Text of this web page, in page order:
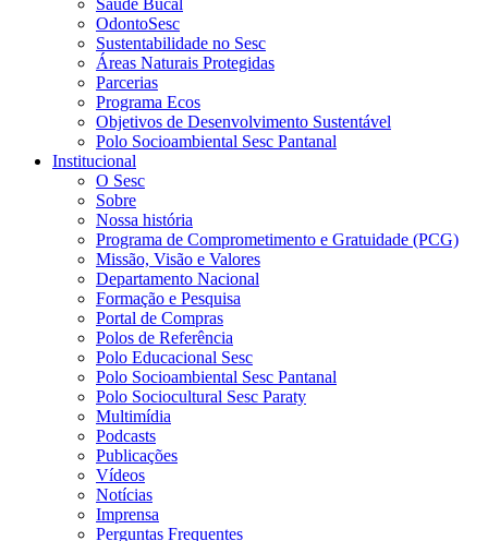
Saúde Bucal
OdontoSesc
Sustentabilidade no Sesc
Áreas Naturais Protegidas
Parcerias
Programa Ecos
Objetivos de Desenvolvimento Sustentável
Polo Socioambiental Sesc Pantanal
Institucional
O Sesc
Sobre
Nossa história
Programa de Comprometimento e Gratuidade (PCG)
Missão, Visão e Valores
Departamento Nacional
Formação e Pesquisa
Portal de Compras
Polos de Referência
Polo Educacional Sesc
Polo Socioambiental Sesc Pantanal
Polo Sociocultural Sesc Paraty
Multimídia
Podcasts
Publicações
Vídeos
Notícias
Imprensa
Perguntas Frequentes